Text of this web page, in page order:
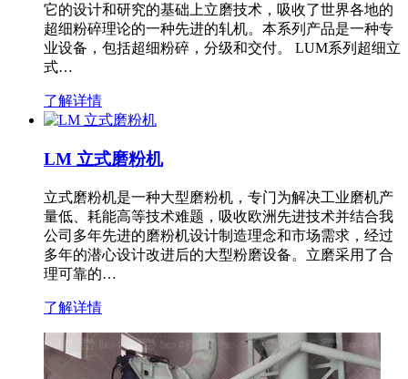
它的设计和研究的基础上立磨技术，吸收了世界各地的
超细粉碎理论的一种先进的轧机。本系列产品是一种专
业设备，包括超细粉碎，分级和交付。 LUM系列超细立
式…
了解详情
LM 立式磨粉机
立式磨粉机是一种大型磨粉机，专门为解决工业磨机产
量低、耗能高等技术难题，吸收欧洲先进技术并结合我
公司多年先进的磨粉机设计制造理念和市场需求，经过
多年的潜心设计改进后的大型粉磨设备。立磨采用了合
理可靠的…
了解详情